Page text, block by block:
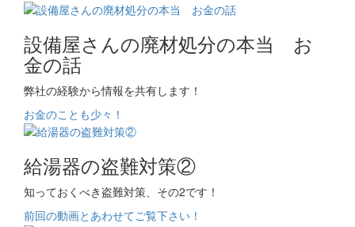
設備屋さんの廃材処分の本当 お
金の話
弊社の経験から情報を共有します！
お金のことも少々！
給湯器の盗難対策②
知っておくべき盗難対策、その2です！
前回の動画とあわせてご覧下さい！